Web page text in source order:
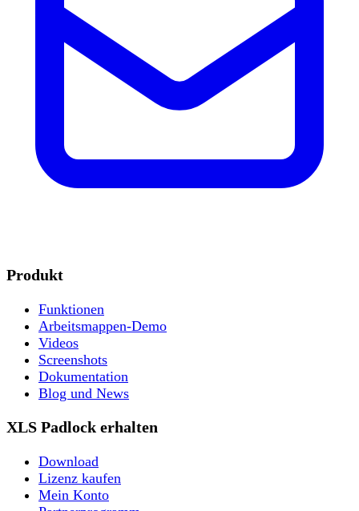
Produkt
Funktionen
Arbeitsmappen-Demo
Videos
Screenshots
Dokumentation
Blog und News
XLS Padlock erhalten
Download
Lizenz kaufen
Mein Konto